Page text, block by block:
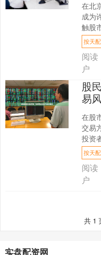
在北
成为
触股
的老
文将
按天
阅读
户
股
易
在股
交易
投资
剑，
大的
按天
阅读
户
共 1
实盘配资网